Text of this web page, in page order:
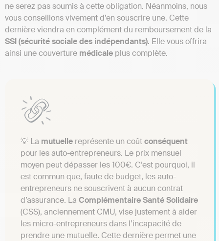
ne serez pas soumis à cette obligation. Néanmoins, nous
vous conseillons vivement d’en souscrire une. Cette
dernière viendra en complément du remboursement de la
SSI (sécurité sociale des indépendants). Elle vous offrira
ainsi une couverture médicale plus complète.
💡 La mutuelle représente un coûtconséquent
pour les auto-entrepreneurs. Le prix mensuel
moyen peut dépasser les 100€. C’est pourquoi, il
est commun que, faute de budget, les auto-
entrepreneurs ne souscrivent à aucun contrat
d’assurance. La Complémentaire Santé Solidaire
(CSS), anciennement CMU, vise justement à aider
les micro-entrepreneurs dans l’incapacité de
prendre une mutuelle. Cette dernière permet une